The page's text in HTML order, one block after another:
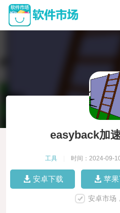
easyback加
工具 时间：2024-09-
安卓下载 苹
安卓市场